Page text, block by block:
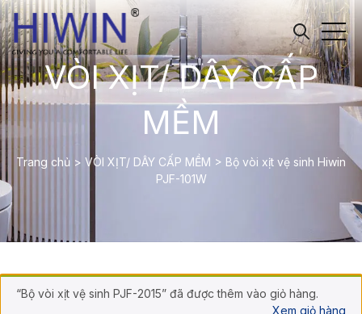
VÒI XỊT/ DÂY CẤP
MỀM
Trang chủ > VÒI XỊT/ DÂY CẤP MỀM > Bộ vòi xịt vệ sinh Hiwin
PJF-101W
“Bộ vòi xịt vệ sinh PJF-2015” đã được thêm vào giỏ hàng.
Xem giỏ hàng